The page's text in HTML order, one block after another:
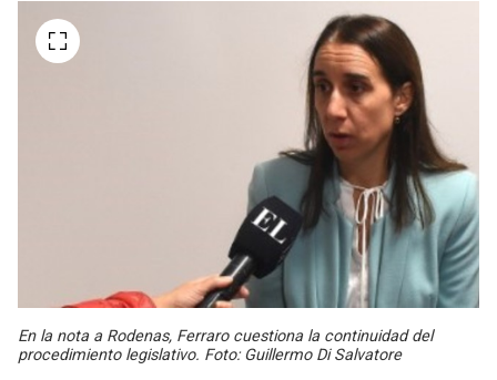
En la nota a Rodenas, Ferraro cuestiona la continuidad del
procedimiento legislativo. Foto: Guillermo Di Salvatore